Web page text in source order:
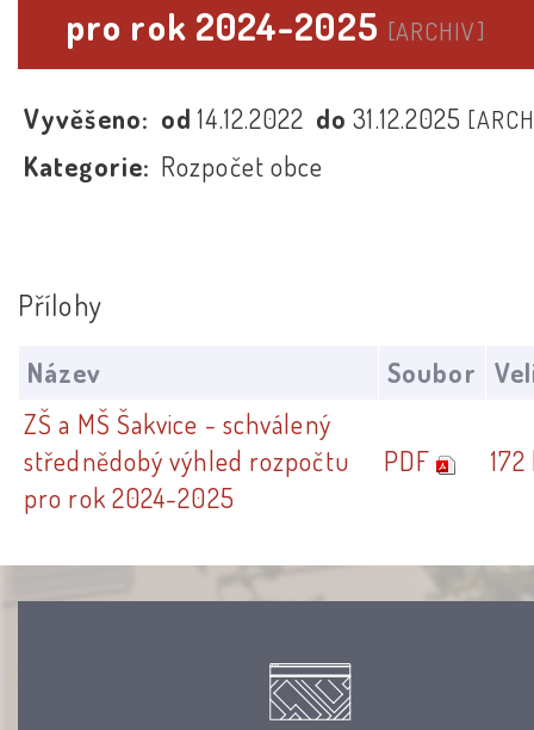
pro rok 2024-2025 [ARCHIV]
Vyvěšeno: od14.12.2022 do31.12.2025
Kategorie: Rozpočet obce
Přílohy
Název Soubor
ZŠ a MŠ Šakvice - schválený
střednědobý výhled rozpočtu
pro rok 2024-2025
PDF